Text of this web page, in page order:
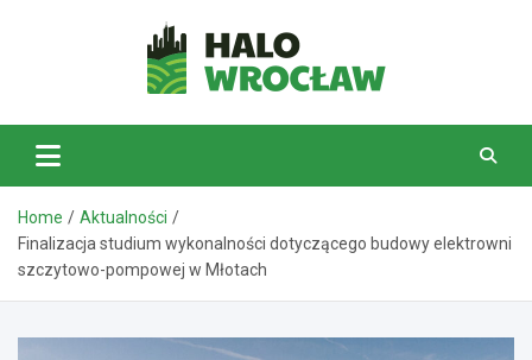
HaloWrocław.pl
Home
Aktualności
Finalizacja studium wykonalności dotyczącego budowy elektrowni
szczytowo-pompowej w Młotach